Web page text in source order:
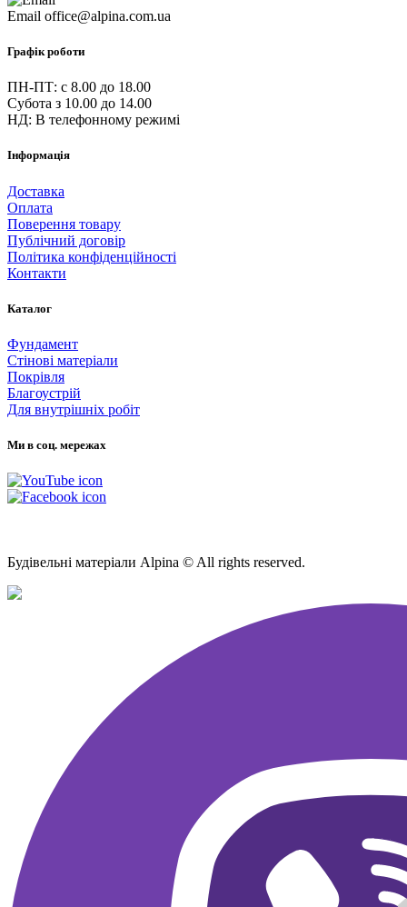
Email office@alpina.com.ua
Графік роботи
ПН-ПТ: c 8.00 до 18.00
Субота з 10.00 до 14.00
НД: В телефонному режимі
Інформація
Доставка
Оплата
Поверення товару
Публічний договір
Політика конфіденційності
Контакти
Каталог
Фундамент
Стінові матеріали
Покрівля
Благоустрій
Для внутрішніх робіт
Ми в соц. мережах
Будівельні матеріали Alpina © All rights reserved.